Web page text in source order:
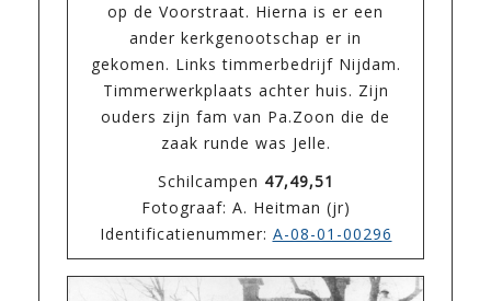
op de Voorstraat. Hierna is er een
ander kerkgenootschap er in
gekomen. Links timmerbedrijf Nijdam.
Timmerwerkplaats achter huis. Zijn
ouders zijn fam van Pa.Zoon die de
zaak runde was Jelle.
Schilcampen 47,49,51
Fotograaf: A. Heitman (jr)
Identificatienummer: A-08-01-00296